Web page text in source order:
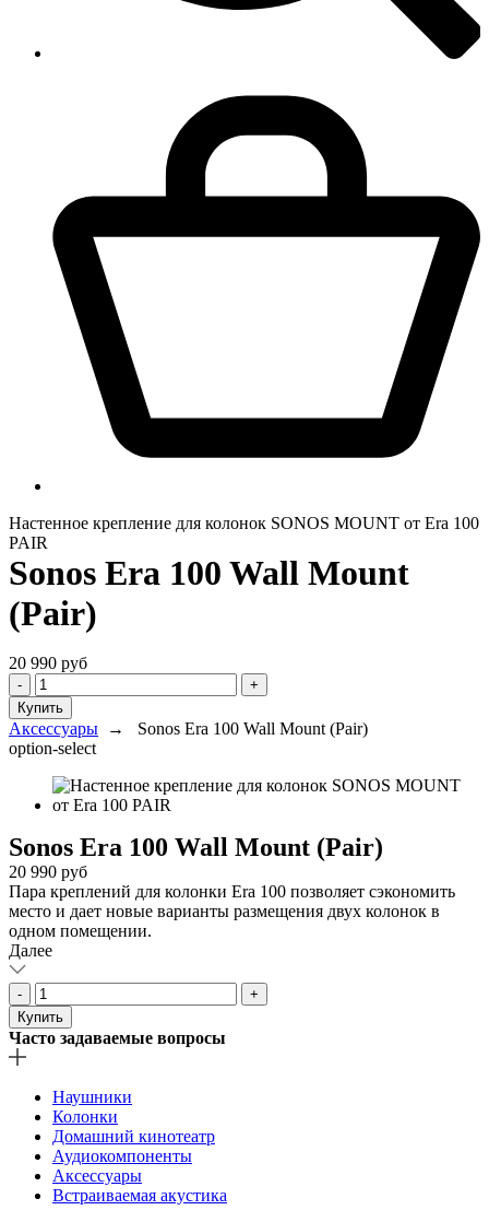
Настенное крепление для колонок SONOS MOUNT от Era 100
PAIR
Sonos Era 100 Wall Mount
(Pair)
20 990 руб
Select
colour
-
+
Купить
Аксессуары →
Sonos Era 100 Wall Mount (Pair)
option-select
Sonos Era 100 Wall Mount (Pair)
20 990 руб
Пара креплений для колонки Era 100 позволяет сэкономить
место и дает новые варианты размещения двух колонок в
одном помещении.
Далее
Select
colour
-
+
Купить
Часто задаваемые вопросы
Наушники
Колонки
Домашний кинотеатр
Аудиокомпоненты
Аксессуары
Встраиваемая акустика